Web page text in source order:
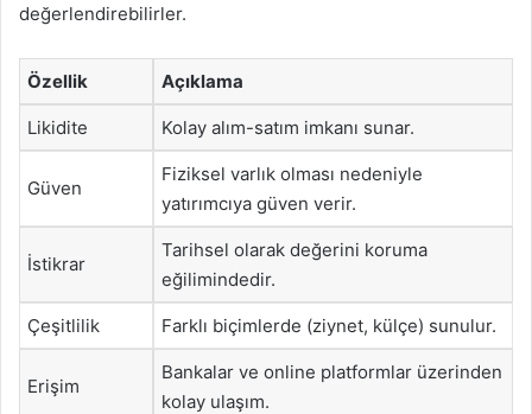
değerlendirebilirler.
Özellik Açıklama
Likidite Kolay alım-satım imkanı sunar.
Güven
Fiziksel varlık olması nedeniyle
yatırımcıya güven verir.
İstikrar
Tarihsel olarak değerini koruma
eğilimindedir.
Çeşitlilik Farklı biçimlerde (ziynet, külçe) sunulur.
Erişim
Bankalar ve online platformlar üzerinden
kolay ulaşım.